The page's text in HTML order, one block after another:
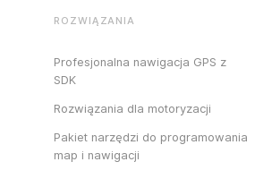
ROZWIĄZANIA
Profesjonalna nawigacja GPS z
SDK
Rozwiązania dla motoryzacji
Pakiet narzędzi do programowania
map i nawigacji